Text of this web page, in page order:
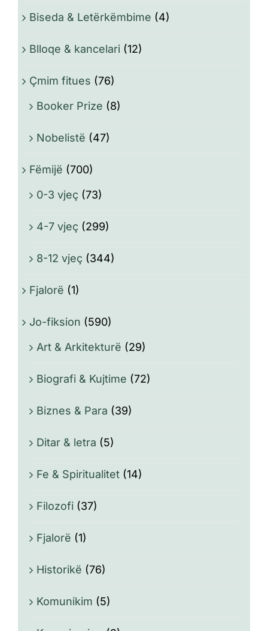
Biseda & Letërkëmbime (4)
Blloqe & kancelari (12)
Çmim fitues (76)
Booker Prize (8)
Nobelistë (47)
Fëmijë (700)
0-3 vjeç (73)
4-7 vjeç (299)
8-12 vjeç (344)
Fjalorë (1)
Jo-fiksion (590)
Art & Arkitekturë (29)
Biografi & Kujtime (72)
Biznes & Para (39)
Ditar & letra (5)
Fe & Spiritualitet (14)
Filozofi (37)
Fjalorë (1)
Historikë (76)
Komunikim (5)